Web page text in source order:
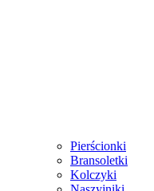
Pierścionki
Bransoletki
Kolczyki